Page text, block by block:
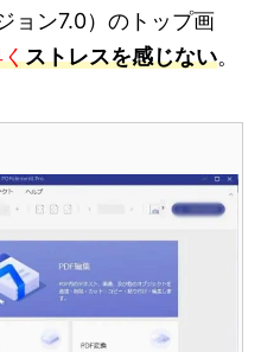
ョン7.0）のトップ画
ストレスを感じない。